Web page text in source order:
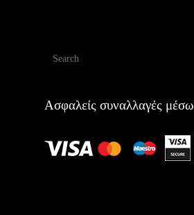
Ασφαλείς συναλλαγές μέσω